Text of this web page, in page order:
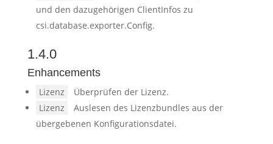
und den dazugehörigen ClientInfos zu
csi.database.exporter.Config.
1.4.0
Enhancements
Lizenz
Überprüfen der Lizenz.
Lizenz
Auslesen des Lizenzbundles aus der
übergebenen Konfigurationsdatei.